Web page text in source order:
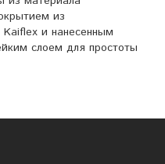
из
Kaiflex и нанесенным
слоем для простоты